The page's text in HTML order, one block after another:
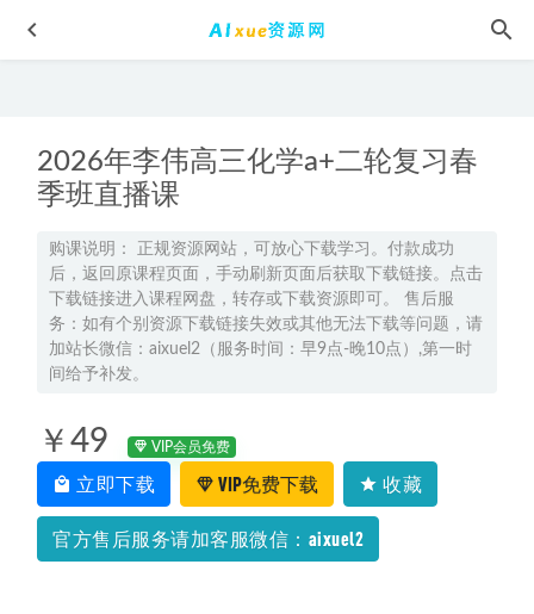
2026年李伟高三化学a+二轮复习春
季班直播课
购课说明： 正规资源网站，可放心下载学习。付款成功
后，返回原课程页面，手动刷新页面后获取下载链接。点击
下载链接进入课程网盘，转存或下载资源即可。 售后服
务：如有个别资源下载链接失效或其他无法下载等问题，请
加站长微信：aixuel2（服务时间：早9点-晚10点）,第一时
间给予补发。
￥49 VIP会员免费
立即下载 VIP免费下载 收藏
官方售后服务请加客服微信：aixuel2
2024五三高考总复习新高考政治5·3A版 2023-08-13
2026年金亦珊高三语文一二轮复习网课教程 2026-03-24
瘦身减肥女王郑多燕全程带练：32天Robics魅力瘦身操视频
下载 2022-06-01
12-26
高中物理网课资源推荐有道23年莫荒年高考物理 2022-09-03